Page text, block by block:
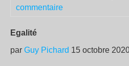
commentaire
Egalité
par Guy Pichard 15 octobre